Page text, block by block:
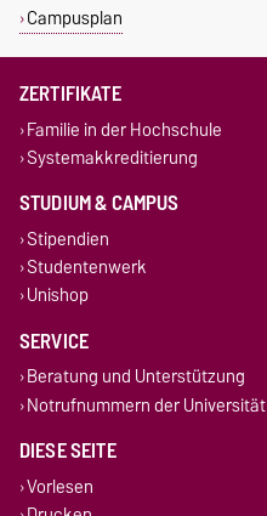
Campusplan
ZERTIFIKATE
Familie in der Hochschule
Systemakkreditierung
STUDIUM & CAMPUS
Stipendien
Studentenwerk
Unishop
SERVICE
Beratung und Unterstützung
Notrufnummern der Universität
DIESE SEITE
Vorlesen